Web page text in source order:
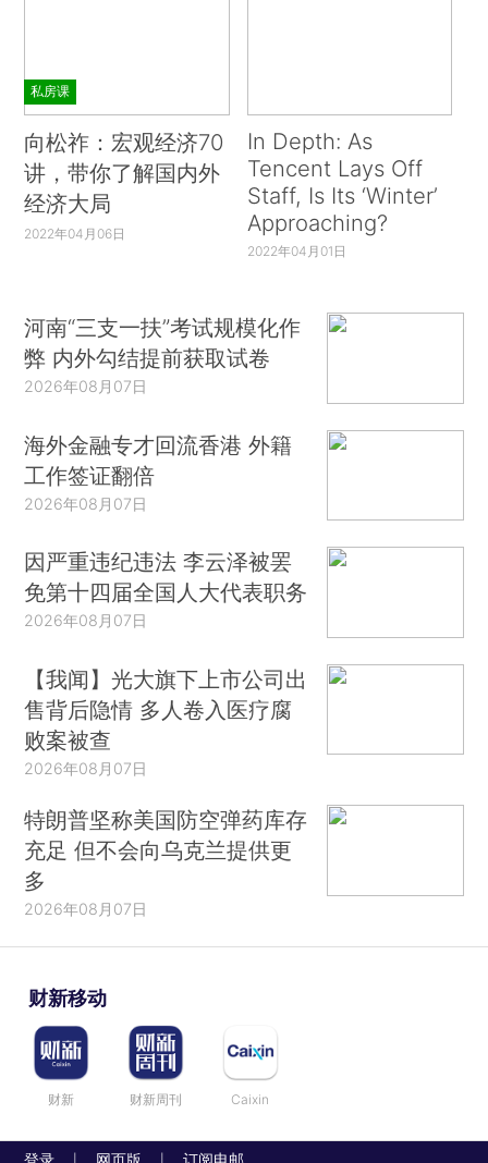
私房课
向松祚：宏观经济70
讲，带你了解国内外
经济大局
2022年04月06日
In Depth: As
Tencent Lays Off
Staff, Is Its ‘Winter’
Approaching?
2022年04月01日
河南“三支一扶”考试规模化作
弊 内外勾结提前获取试卷
2026年08月07日
海外金融专才回流香港 外籍
工作签证翻倍
2026年08月07日
因严重违纪违法 李云泽被罢
免第十四届全国人大代表职务
2026年08月07日
【我闻】光大旗下上市公司出
售背后隐情 多人卷入医疗腐
败案被查
2026年08月07日
特朗普坚称美国防空弹药库存
充足 但不会向乌克兰提供更
多
2026年08月07日
财新移动
财新 财新周刊 Caixin